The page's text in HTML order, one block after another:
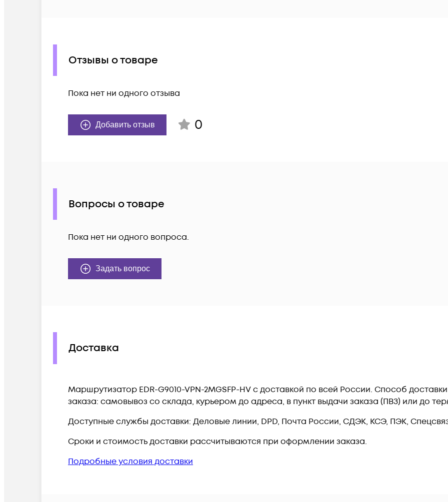
Отзывы о товаре
Пока нет ни одного отзыва
Добавить отзыв 0
Вопросы о товаре
Пока нет ни одного вопроса.
Задать вопрос
Доставка
Маршрутизатор EDR-G9010-VPN-2MGSFP-HV c доставкой по всей России. Способ
заказа: самовывоз со склада, курьером до адреса, в пункт выдачи заказа (ПВЗ) или до
Доступные службы доставки: Деловые линии, DPD, Почта России, СДЭК, КСЭ, ПЭК,
Сроки и стоимость доставки рассчитываются при оформлении заказа.
Подробные условия доставки